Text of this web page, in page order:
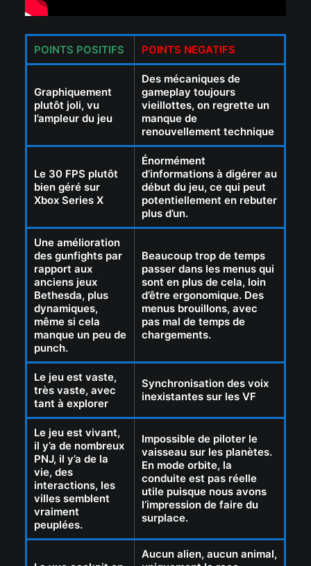
POINTS POSITIFS POINTS NEGATIFS
Graphiquement
plutôt joli, vu
l’ampleur du jeu
Des mécaniques de
gameplay toujours
vieillottes, on regrette un
manque de
renouvellement technique
Le 30 FPS plutôt
bien géré sur
Xbox Series X
Énormément
d’informations à digérer au
début du jeu, ce qui peut
potentiellement en rebuter
plus d’un.
Une amélioration
des gunfights par
rapport aux
anciens jeux
Bethesda, plus
dynamiques,
même si cela
manque un peu de
punch.
Beaucoup trop de temps
passer dans les menus qui
sont en plus de cela, loin
d’être ergonomique. Des
menus brouillons, avec
pas mal de temps de
chargements.
Le jeu est vaste,
très vaste, avec
tant à explorer
Synchronisation des voix
inexistantes sur les VF
Le jeu est vivant,
il y’a de nombreux
PNJ, il y’a de la
vie, des
interactions, les
villes semblent
vraiment
peuplées.
Impossible de piloter le
vaisseau sur les planètes.
En mode orbite, la
conduite est pas réelle
utile puisque nous avons
l’impression de faire du
surplace.
Aucun alien, aucun animal,